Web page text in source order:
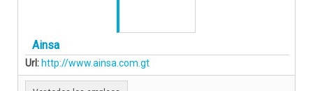
Ainsa
Url: http://www.ainsa.com.gt